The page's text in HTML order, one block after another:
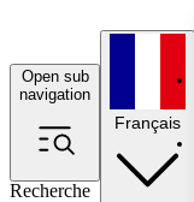
Open sub
navigation
Recherche
Français